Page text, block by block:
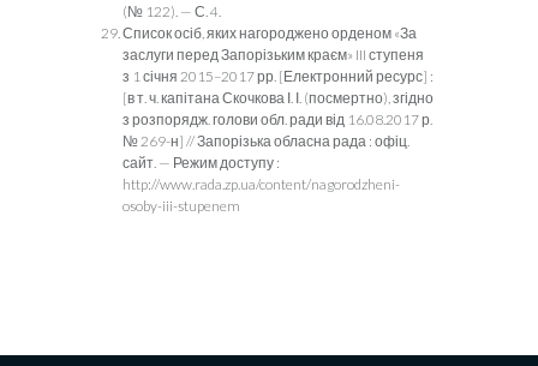
(№ 122). — С. 4.
Список осіб, яких нагороджено орденом «За
заслуги перед За­порізьким краєм» III ступеня
з 1 січня 2015–2017 рр. [Елект­ронний ресурс] :
[в т. ч. капітана Скочкова І. І. (посмертно), згідно
з розпорядж. голови обл. ради від 16.08.2017 р.
№ 269-н] // Запорізька обласна рада : офіц.
сайт. — Режим доступу :
http://www.rada.zp.ua/content/nagorodzheni-
osoby-iii-stupenem